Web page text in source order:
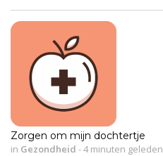
Zorgen om mijn dochtertje
in Gezondheid -4 minuten geleden